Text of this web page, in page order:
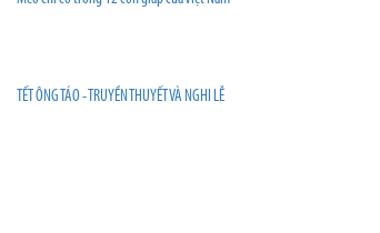
TẾT ÔNG TÁO - TRUYỀN THUYẾT VÀ NGHI LỄ